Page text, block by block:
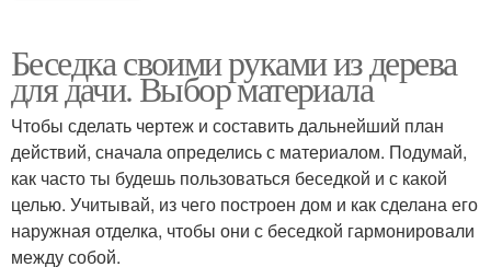
Беседка своими руками из дерева
для дачи. Выбор материала
Чтобы сделать чертеж и составить дальнейший план
действий, сначала определись с материалом. Подумай,
как часто ты будешь пользоваться беседкой и с какой
целью. Учитывай, из чего построен дом и как сделана его
наружная отделка, чтобы они с беседкой гармонировали
между собой.